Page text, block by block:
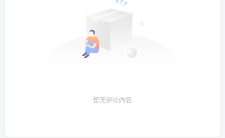
暂无评论内容